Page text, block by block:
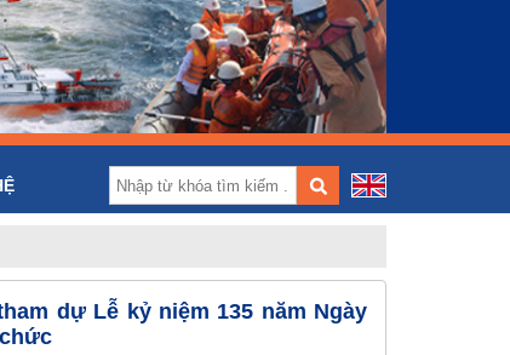
dự Lễ kỷ niệm 135 năm Ngày